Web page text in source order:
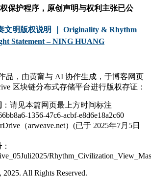
保护程序，原创声明与权利主张已公
文明版权说明 ｜ Originality & Rhythm
Statement – NING HUANG
品，由黄甯与 AI 协作生成，于博客网页
区块链分布式存储平台进行版权存证：
：请见本篇网页最上方时间标注
1356-47c6-acbf-e8d6e18a2c60
（arweave.net）(已于 2025年7月5日
：
All Rights Reserved.